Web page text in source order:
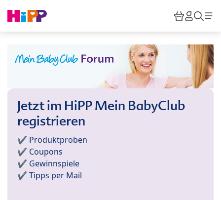
HiPP
Jetzt im HiPP Mein BabyClub
registrieren
✔️ Produktproben
✔️ Coupons
✔️ Gewinnspiele
✔️ Tipps per Mail